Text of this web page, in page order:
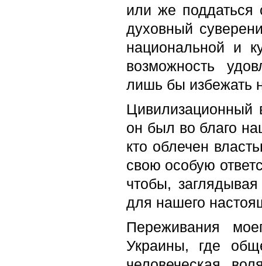
или же поддаться
духовный
национальной и
возможность
лишь бы избежать
он был во благо
кто облечен
свою особую
чтобы,
для нашего
Переживания
Украины, где